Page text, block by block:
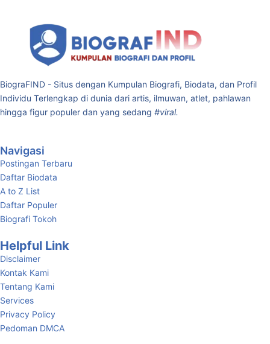
BiograFIND - Situs dengan Kumpulan Biografi, Biodata, dan Profil
Individu Terlengkap di dunia dari artis, ilmuwan, atlet, pahlawan
hingga figur populer dan yang sedang #viral.
Navigasi
Postingan Terbaru
Daftar Biodata
A to Z List
Daftar Populer
Biografi Tokoh
Helpful Link
Disclaimer
Kontak Kami
Tentang Kami
Services
Privacy Policy
Pedoman DMCA